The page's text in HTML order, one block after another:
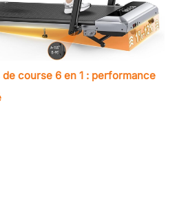
course 6 en 1 : performance